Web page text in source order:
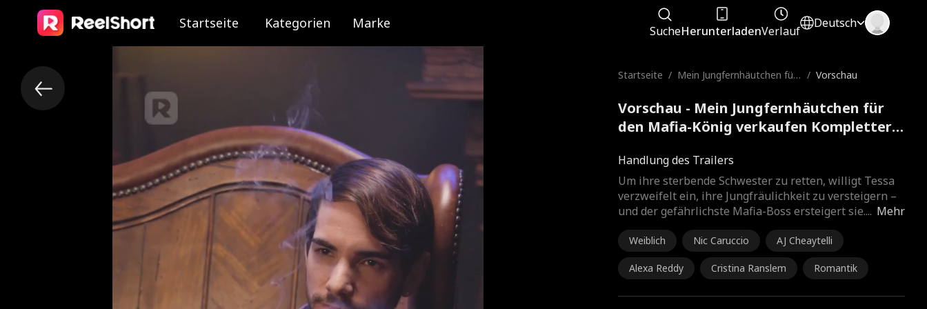
Startseite Kategorien Marke SucheHerunterladenVerlauf
Deutsch
Startseite / Mein Jungfernhäutchen für
/ Vorschau
Vorschau - Mein Jungfernhäutchen für
den Mafia-König verkaufen Kompletter
Handlung des Trailers
Mehr
Um ihre sterbende Schwester zu retten, willigt Tessa
verzweifelt ein, ihre Jungfräulichkeit zu versteigern –
und der gefährlichste Mafia-Boss ersteigert sie....
Weiblich Nic Caruccio AJ Cheaytelli
Alexa Reddy Cristina Ranslem Romantik